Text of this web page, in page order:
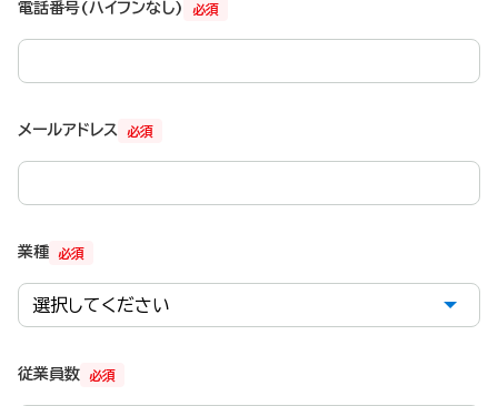
必須
電話番号(ハイフンなし)
必須
メールアドレス
必須
業種
必須
従業員数